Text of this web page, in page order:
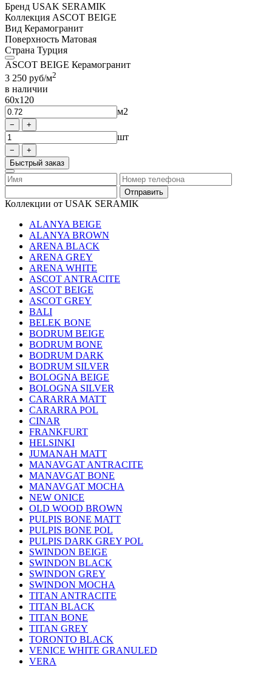
Бренд USAK SERAMIK
Коллекция ASCOT BEIGE
Вид Керамогранит
Поверхность Матовая
Страна Турция
ASCOT BEIGE Керамогранит
3 250 руб/м2
в наличии
60x120
м2
шт
Быстрый заказ
Коллекции от USAK SERAMIK
ALANYA BEIGE
ALANYA BROWN
ARENA BLACK
ARENA GREY
ARENA WHITE
ASCOT ANTRACITE
ASCOT BEIGE
ASCOT GREY
BALI
BELEK BONE
BODRUM BEIGE
BODRUM BONE
BODRUM DARK
BODRUM SILVER
BOLOGNA BEIGE
BOLOGNA SILVER
CARARRA MATT
CARARRA POL
CINAR
FRANKFURT
HELSINKI
JUMANAH MATT
MANAVGAT ANTRACITE
MANAVGAT BONE
MANAVGAT MOCHA
NEW ONICE
OLD WOOD BROWN
PULPIS BONE MATT
PULPIS BONE POL
PULPIS DARK GREY POL
SWINDON BEIGE
SWINDON BLACK
SWINDON GREY
SWINDON MOCHA
TITAN ANTRACITE
TITAN BLACK
TITAN BONE
TITAN GREY
TORONTO BLACK
VENICE WHITE GRANULED
VERA